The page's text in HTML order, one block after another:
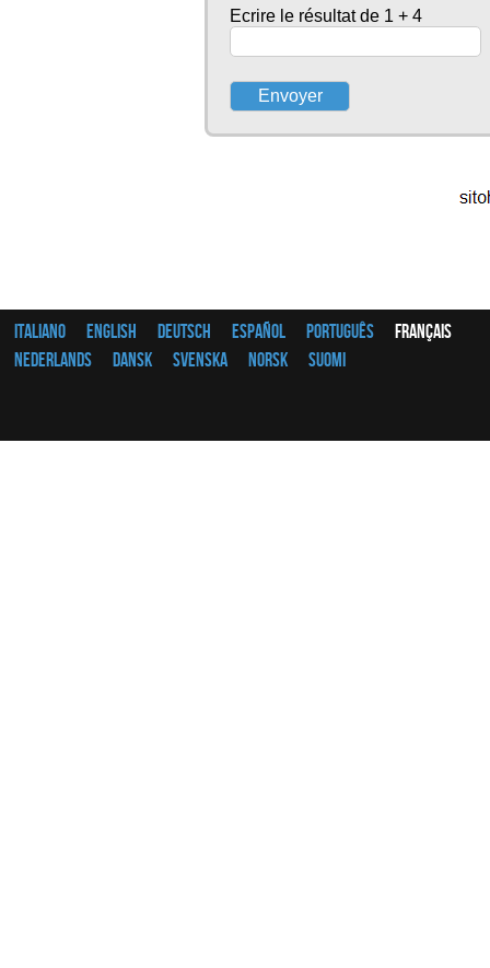
Ecrire le résultat de 1 + 4
Italiano English Deutsch Español Português
Français
Nederlands
Dansk Svenska Norsk Suomi